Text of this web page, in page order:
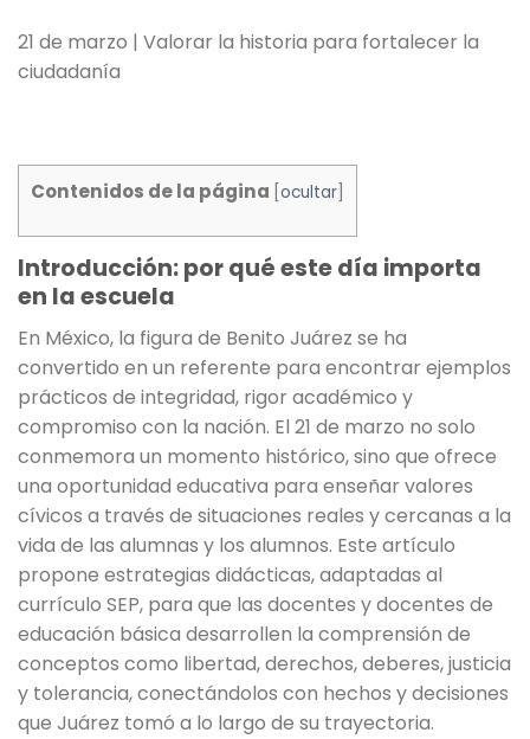
21 de marzo | Valorar la historia para fortalecer la
ciudadanía
Contenidos de la página ocultar
Introducción: por qué este día importa
en la escuela
En México, la figura de Benito Juárez se ha
convertido en un referente para encontrar ejemplos
prácticos de integridad, rigor académico y
compromiso con la nación. El 21 de marzo no solo
conmemora un momento histórico, sino que ofrece
una oportunidad educativa para enseñar valores
cívicos a través de situaciones reales y cercanas a la
vida de las alumnas y los alumnos. Este artículo
propone estrategias didácticas, adaptadas al
currículo SEP, para que las docentes y docentes de
educación básica desarrollen la comprensión de
conceptos como libertad, derechos, deberes, justicia
y tolerancia, conectándolos con hechos y decisiones
que Juárez tomó a lo largo de su trayectoria.